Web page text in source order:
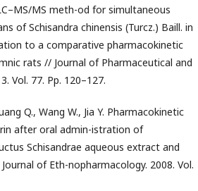
MS meth-od for simultaneous
of Schisandra chinensis (Turcz.) Baill. in
to a comparative pharmacokinetic
rats // Journal of Pharmaceutical and
Vol. 77. Pp. 120–127.
Q., Wang W., Jia Y. Pharmacokinetic
after oral admin-istration of
Schisandrae aqueous extract and
of Eth-nopharmacology. 2008. Vol.